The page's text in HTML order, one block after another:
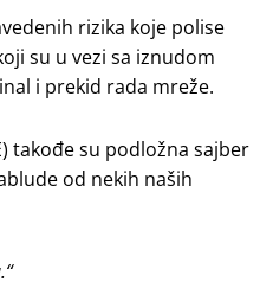
rizika koje polise
su u vezi sa iznudom
i prekid rada mreže.
takođe su podložna sajber
od nekih naših